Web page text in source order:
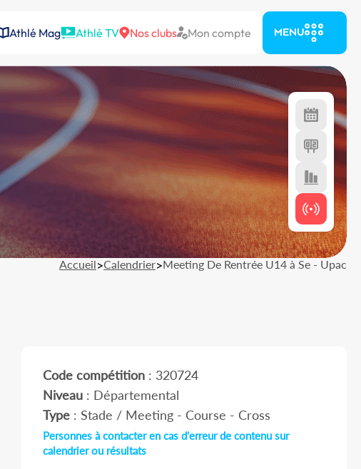
Athlé Mag Athlé TV Nos clubs Mon compte MENU
Accueil>Calendrier>Meeting De Rentrée U14 à Se - Upac
Code compétition: 320724
Niveau: Départemental
Type: Stade / Meeting - Course - Cross
Personnes à contacter en cas d'erreur de contenu sur
calendrier ou résultats